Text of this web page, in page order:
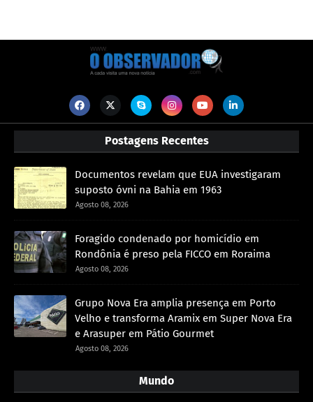
Postagens Recentes
Documentos revelam que EUA investigaram
suposto óvni na Bahia em 1963
Agosto 08, 2026
Foragido condenado por homicídio em
Rondônia é preso pela FICCO em Roraima
Agosto 08, 2026
Grupo Nova Era amplia presença em Porto
Velho e transforma Aramix em Super Nova Era
e Arasuper em Pátio Gourmet
Agosto 08, 2026
Mundo